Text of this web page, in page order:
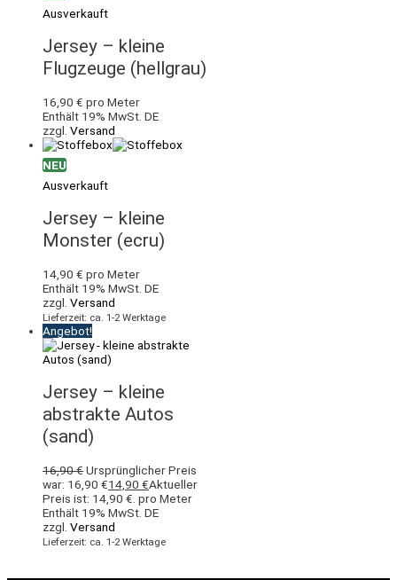
Ausverkauft
Jersey – kleine
Flugzeuge (hellgrau)
16,90 € pro Meter
Enthält 19% MwSt. DE
zzgl. Versand
NEU
Ausverkauft
Jersey – kleine
Monster (ecru)
14,90 € pro Meter
Enthält 19% MwSt. DE
zzgl. Versand
Lieferzeit: ca. 1-2 Werktage
Angebot!
Jersey – kleine
abstrakte Autos
(sand)
16,90€Ursprünglicher Preis
war: 16,90 €14,90 €Aktueller
Preis ist: 14,90 €. pro Meter
Enthält 19% MwSt. DE
zzgl. Versand
Lieferzeit: ca. 1-2 Werktage